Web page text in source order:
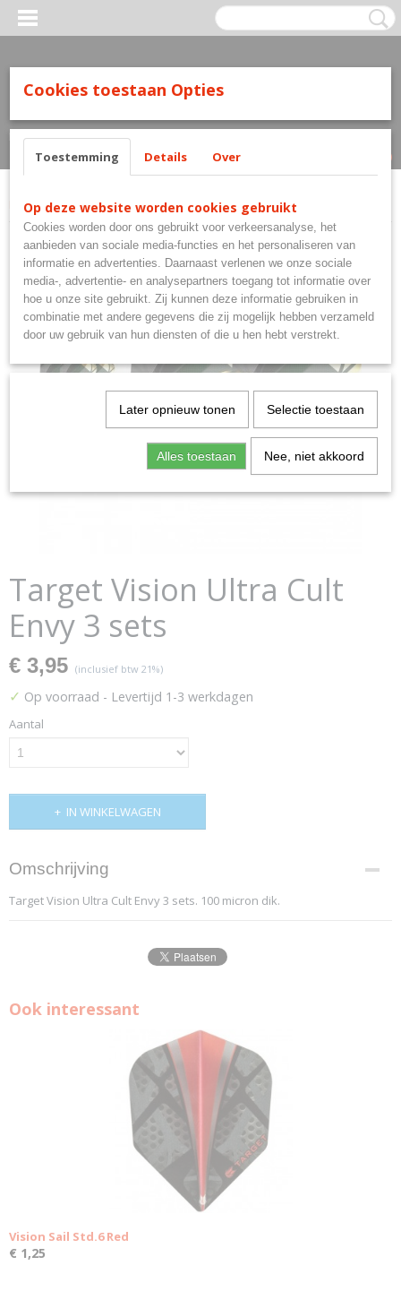
Inloggen Registreren
(0)
Home >Flights>Target Flights>Target Vision Ultra Cult Envy 3 sets
Target Vision Ultra Cult
Envy 3 sets
€ 3,95 (inclusief btw 21%)
✓ Op voorraad - Levertijd 1-3 werkdagen
Aantal
IN WINKELWAGEN
Omschrijving
Target Vision Ultra Cult Envy 3 sets. 100 micron dik.
Ook interessant
Vision Sail Std.6 Red
€ 1,25
Cookies toestaan Opties
Toestemming Details Over
Op deze website worden cookies gebruikt
Cookies worden door ons gebruikt voor verkeersanalyse, het
aanbieden van sociale media-functies en het personaliseren van
informatie en advertenties. Daarnaast verlenen we onze sociale
media-, advertentie- en analysepartners toegang tot informatie over
hoe u onze site gebruikt. Zij kunnen deze informatie gebruiken in
combinatie met andere gegevens die zij mogelijk hebben verzameld
door uw gebruik van hun diensten of die u hen hebt verstrekt.
Later opnieuw tonen Selectie toestaan
Alles toestaan Nee, niet akkoord